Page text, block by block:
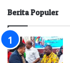
Berita Populer